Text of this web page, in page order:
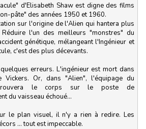
d'Elisabeth Shaw est digne des films
pâte" des années 1950 et 1960.
sur l'origine de l'Alien qui hantera plus
Réduire l'un des meilleurs "monstres" du
génétique, mélangeant l'Ingénieur et
c'est des plus décevants.
erreurs. L'ingénieur est mort dans
Vickers. Or, dans "Alien", l'équipage du
le corps sur le poste de
du vaisseau échoué...
le plan visuel, il n'y a rien à redire. Les
... tout est impeccable.